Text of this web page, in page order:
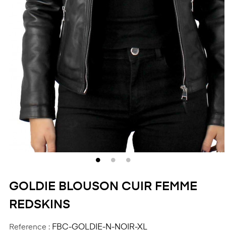
GOLDIE BLOUSON CUIR FEMME
REDSKINS
Reference : FBC-GOLDIE-N-NOIR-XL